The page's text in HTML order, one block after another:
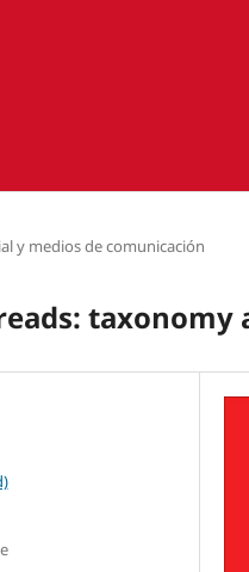
y medios de comunicación
taxonomy